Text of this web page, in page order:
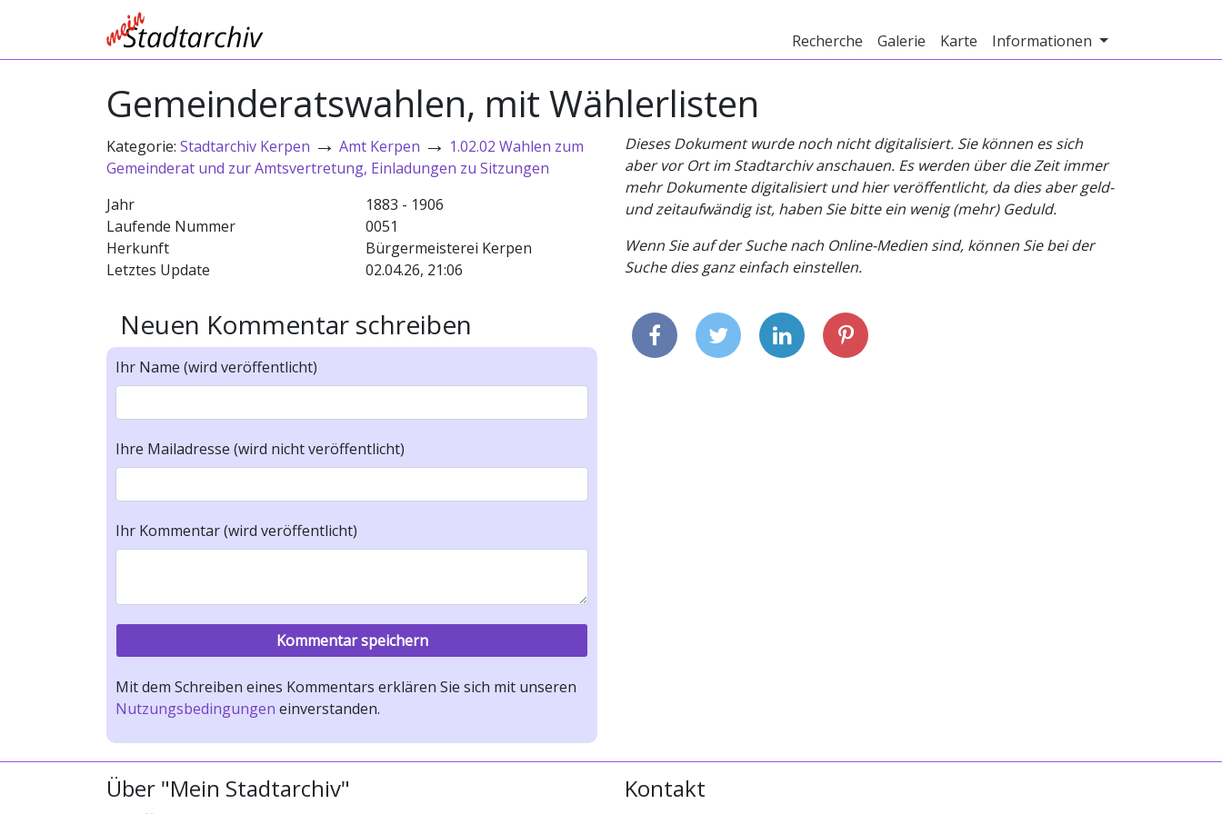
Recherche Galerie Karte Informationen
Gemeinderatswahlen, mit Wählerlisten
Kategorie: Stadtarchiv Kerpen → Amt Kerpen → 1.02.02 Wahlen zum
Gemeinderat und zur Amtsvertretung, Einladungen zu Sitzungen
Jahr
1883 - 1906
Laufende Nummer
0051
Herkunft
Bürgermeisterei Kerpen
Letztes Update
02.04.26, 21:06
Neuen Kommentar schreiben
Ihr Name (wird veröffentlicht)
Ihre Mailadresse (wird nicht veröffentlicht)
Ihr Kommentar (wird veröffentlicht)
Mit dem Schreiben eines Kommentars erklären Sie sich mit unseren
Nutzungsbedingungen einverstanden.
Dieses Dokument wurde noch nicht digitalisiert. Sie können es sich
aber vor Ort im Stadtarchiv anschauen. Es werden über die Zeit immer
mehr Dokumente digitalisiert und hier veröffentlicht, da dies aber geld-
und zeitaufwändig ist, haben Sie bitte ein wenig (mehr) Geduld.
Wenn Sie auf der Suche nach Online-Medien sind, können Sie bei der
Suche dies ganz einfach einstellen.
Über "Mein Stadtarchiv" Kontakt